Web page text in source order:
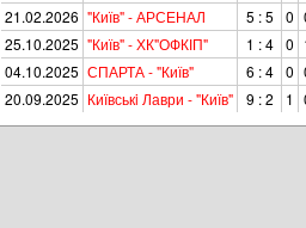
21.02.2026 "Київ" - АРСЕНАЛ 5 : 5 0
25.10.2025 "Київ" - ХК"ОФКІП" 1 : 4 0
04.10.2025 СПАРТА - "Київ" 6 : 4 0
20.09.2025 Київськi Лаври - "Київ" 9 : 2 1